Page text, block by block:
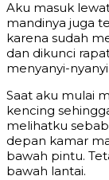
Aku masuk
mandinya juga
karena sudah
dan dikunci
menyanyi-
Saat aku mulai
kencing
melihatku
depan kamar
bawah pintu.
bawah lantai.